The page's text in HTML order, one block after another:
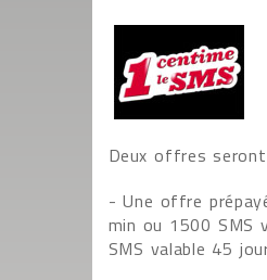
Deux offres
- Une offre
min ou 1500 SMS
SMS valable 45